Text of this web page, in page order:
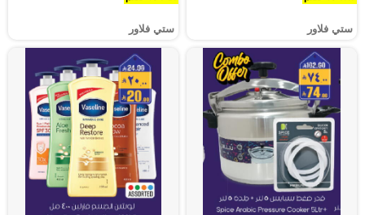
ستي فلاور ستي فلاور